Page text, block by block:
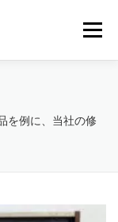
メニュ
を例に、当社の修